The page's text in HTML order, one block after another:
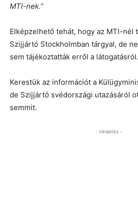
MTI-nek.”
Elképzelhető tehát, hogy az MTI-nél
Szijjártó Stockholmban tárgyal, de
sem tájékoztatták erről a látogatásról.
Kerestük az információt a
de Szijjártó svédországi utazásáról
semmit.
- Hirdetés -